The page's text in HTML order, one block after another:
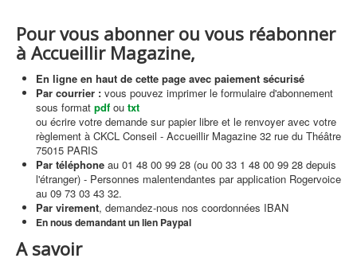
Pour vous abonner ou vous réabonner
à Accueillir Magazine,
En ligne en haut de cette page avec paiement sécurisé
Par courrier : vous pouvez imprimer le formulaire d'abonnement
sous format pdf ou txt
ou écrire votre demande sur papier libre et le renvoyer avec votre
règlement à CKCL Conseil - Accueillir Magazine 32 rue du Théâtre
75015 PARIS
Par téléphone au 01 48 00 99 28 (ou 00 33 1 48 00 99 28 depuis
l'étranger) - Personnes malentendantes par application Rogervoice
au 09 73 03 43 32.
Par virement, demandez-nous nos coordonnées IBAN
En nous demandant un lien Paypal
A savoir